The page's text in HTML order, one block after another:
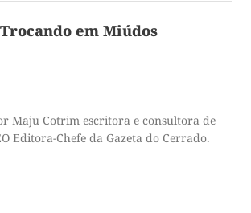
Trocando em Miúdos
Maju Cotrim escritora e consultora de
Editora-Chefe da Gazeta do Cerrado.